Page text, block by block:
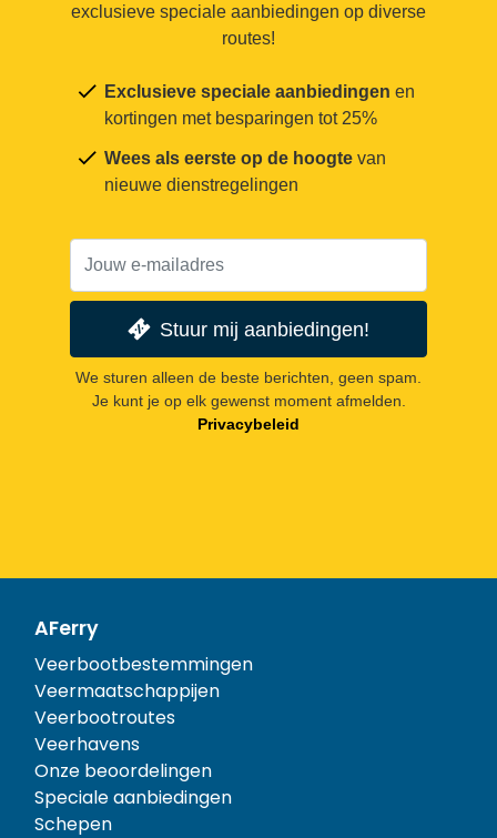
exclusieve speciale aanbiedingen op diverse
routes!
Exclusieve speciale aanbiedingen en
kortingen met besparingen tot 25%
Wees als eerste op de hoogte van
nieuwe dienstregelingen
Stuur mij aanbiedingen!
We sturen alleen de beste berichten, geen spam.
Je kunt je op elk gewenst moment afmelden.
Privacybeleid
AFerry
Veerbootbestemmingen
Veermaatschappijen
Veerbootroutes
Veerhavens
Onze beoordelingen
Speciale aanbiedingen
Schepen